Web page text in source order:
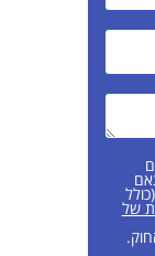
להוראות חוק הגנת הפרטיות, התשמ"א–1981 (כולל
של